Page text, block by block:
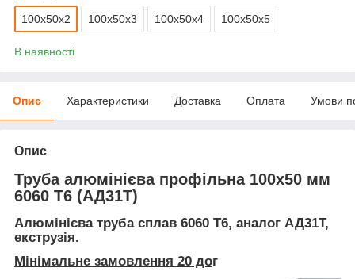
100х50х2 100х50х3 100х50х4 100х50х5
В наявності
Опис Характеристики Доставка Оплата Умови
Опис
Труба алюмінієва профільна 100х50 мм
6060 Т6 (АД31Т)
Алюмінієва труба сплав 6060 Т6, аналог АД31Т,
екструзія.
Мінімальне замовлення 20 дог